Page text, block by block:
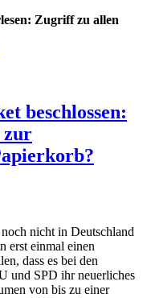
Zugriff zu allen
beschlossen:
zur
nicht in Deutschland
erst einmal einen
dass es bei den
und SPD ihr neuerliches
von bis zu einer